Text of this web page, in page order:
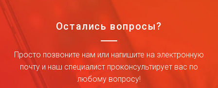
Остались вопросы?
Просто позвоните нам или напишите на электронную
почту и наш специалист проконсультирует вас по
любому вопросу!